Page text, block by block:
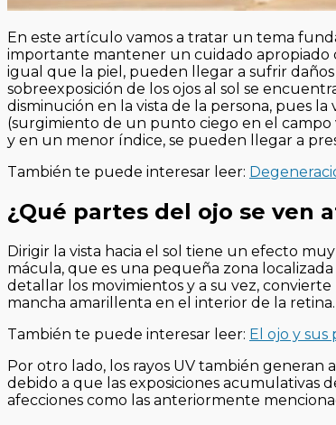
En este artículo vamos a tratar un tema
importante mantener un cuidado apropiado
igual que la piel, pueden llegar a sufrir
sobreexposición de los ojos al sol se
disminución en la vista de la persona, pues
(surgimiento de un punto ciego en el campo
y en un menor índice, se pueden llegar a
También te puede interesar leer:
¿Qué partes del ojo se ven
Dirigir la vista hacia el sol tiene un efecto
mácula, que es una pequeña zona
detallar los movimientos y a su vez,
mancha amarillenta en el interior de la retina.
También te puede interesar leer: El ojo y sus
Por otro lado, los rayos UV también generan
debido a que las exposiciones
afecciones como las anteriormente